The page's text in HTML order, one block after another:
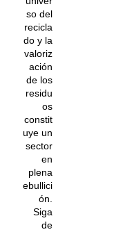
so del
recicla
do y la
valoriz
ación
de los
residu
os
constit
uye un
sector
en
plena
ebullici
ón.
Siga
de